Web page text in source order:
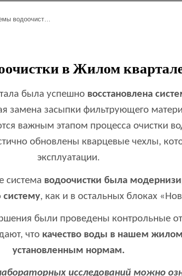
Обновление системы водоочистки в Жилом квартале «Новая История»
в Жилом
была успешно восстановлена
замена засыпки фильтрующего
важным этапом процесса очистки
обновлены кварцевые чехлы,
эксплуатации.
система водоочистки была
систему, как и в остальных блоках
были проведены контрольные
что качество воды в нашем жилом
установленным нормам.
исследований можно